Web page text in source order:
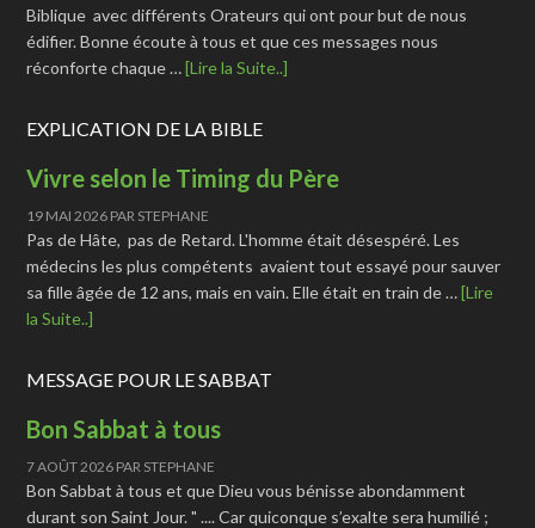
Biblique avec différents Orateurs qui ont pour but de nous
édifier. Bonne écoute à tous et que ces messages nous
réconforte chaque …[Lire la Suite..]
EXPLICATION DE LA BIBLE
Vivre selon le Timing du Père
19 MAI 2026 PAR STEPHANE
Pas de Hâte, pas de Retard. L'homme était désespéré. Les
médecins les plus compétents avaient tout essayé pour sauver
sa fille âgée de 12 ans, mais en vain. Elle était en train de …[Lire
la Suite..]
MESSAGE POUR LE SABBAT
Bon Sabbat à tous
7 AOÛT 2026 PAR STEPHANE
Bon Sabbat à tous et que Dieu vous bénisse abondamment
durant son Saint Jour. " .... Car quiconque s’exalte sera humilié ;